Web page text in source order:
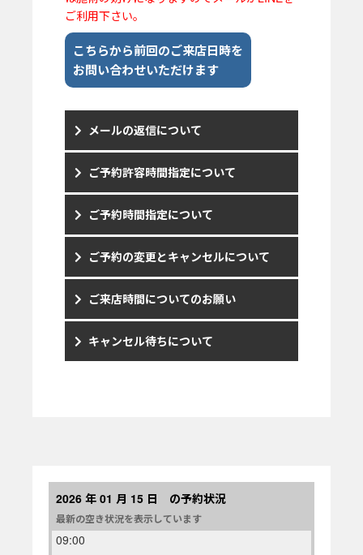
ご利用下さい。
こちらから前回のご来店日時を
お問い合わせいただけます
メールの返信について
ご予約許容時間指定について
ご予約時間指定について
ご予約の変更とキャンセルについて
ご来店時間についてのお願い
キャンセル待ちについて
2026 年 01 月 15 日 の予約状況
最新の空き状況を表示しています
09:00